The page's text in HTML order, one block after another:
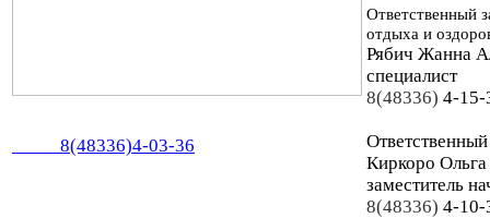
8(48336)4-03-36
Ответственный
отдыха и
Рябич Жанна
специалист
8(48336) 4-15-
Киркоро
заместитель
8(48336) 4-10-